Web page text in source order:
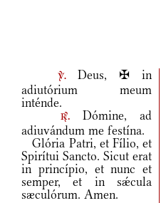
v.Deus, ✠ in
adiutórium meum
inténde.
r.Dómine, ad
adiuvándum me festína.
Glória Patri, et Fílio, et
Spirítui Sancto. Sicut erat
in princípio, et nunc et
semper, et in sǽcula
sæculórum. Amen.